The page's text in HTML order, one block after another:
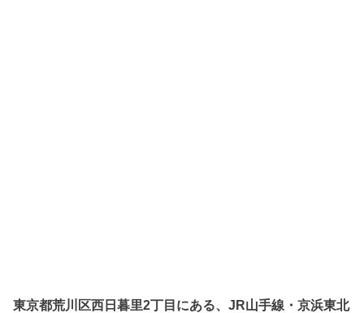
東京都荒川区西日暮里2丁目にある、JR山手線・京浜東北